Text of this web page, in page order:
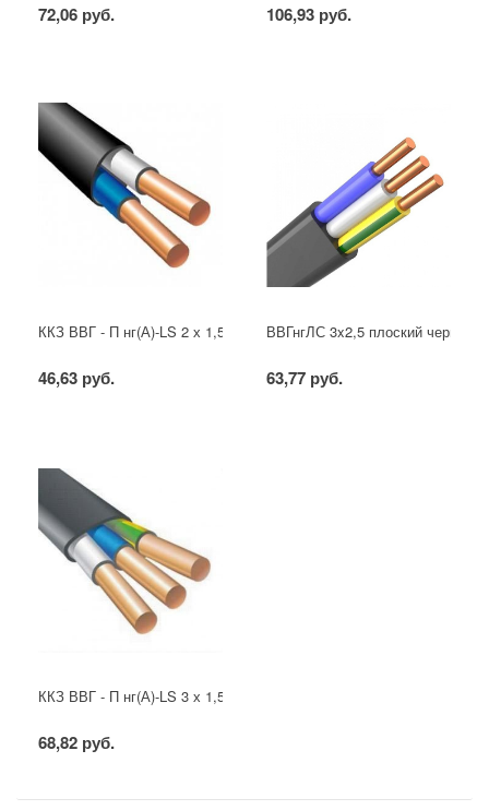
72,06 руб. 106,93 руб.
ККЗ ВВГ - П нг(А)-LS 2 х 1,5 ГОСТ
46,63 руб.
ВВГнгЛС 3x2,5 плоский черный
63,77 руб.
ККЗ ВВГ - П нг(А)-LS 3 х 1,5 ГОСТ
68,82 руб.